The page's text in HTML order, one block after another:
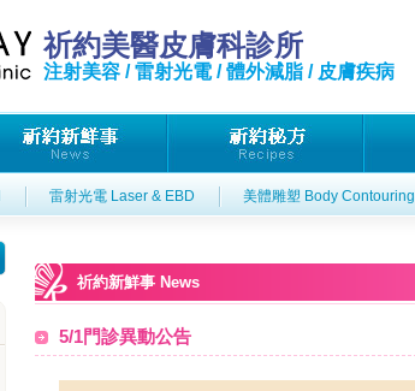
祈約美醫皮膚科診所
注射美容 / 雷射光電 / 體外減脂 / 皮膚疾病
雷射光電 Laser & EBD 美體雕塑 Body Contouring
祈約新鮮事 News
5/1門診異動公告